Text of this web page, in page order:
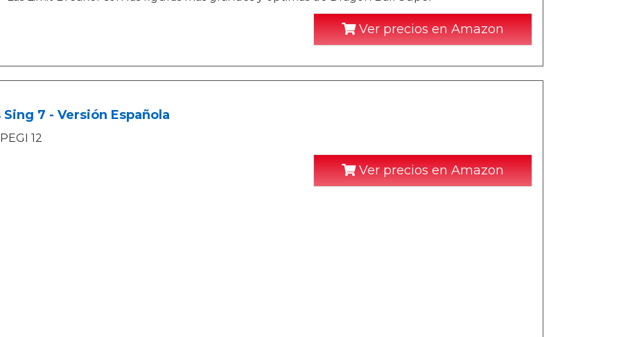
Ver precios en Amazon
7 - Versión Española
PEGI 12
Ver precios en Amazon